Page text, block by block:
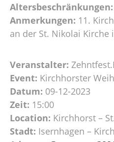
Altersbeschränkungen:
Anmerkungen: 11.
an der St. Nikolai Kirche
Veranstalter:
Event: Kirchhorster
Datum: 09-12-2023
Zeit: 15:00
Location: Kirchhorst –
Stadt: Isernhagen –